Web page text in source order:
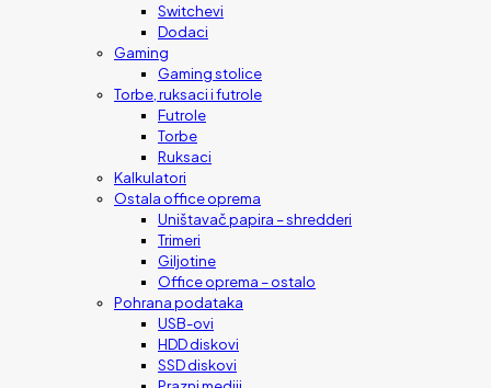
Switchevi
Dodaci
Gaming
Gaming stolice
Torbe, ruksaci i futrole
Futrole
Torbe
Ruksaci
Kalkulatori
Ostala office oprema
Uništavač papira – shredderi
Trimeri
Giljotine
Office oprema – ostalo
Pohrana podataka
USB-ovi
HDD diskovi
SSD diskovi